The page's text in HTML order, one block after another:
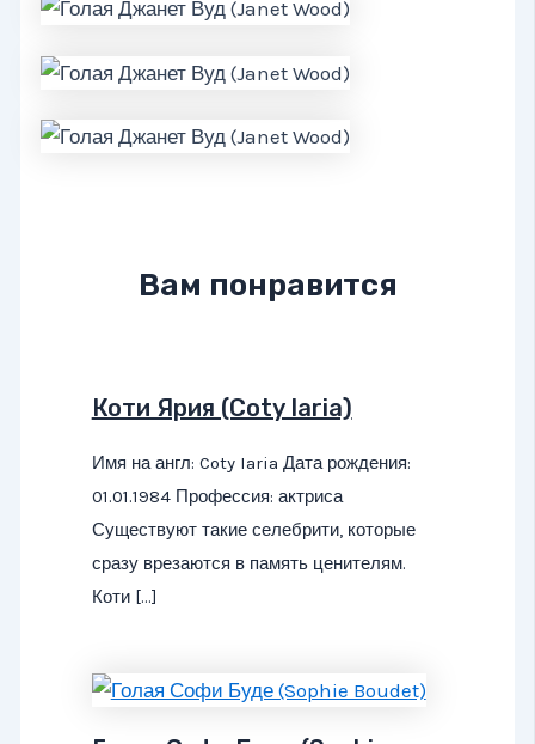
Вам понравится
Коти Ярия (Coty Iaria)
Имя на англ: Coty Iaria Дата рождения:
01.01.1984 Профессия: актриса
Существуют такие селебрити, которые
сразу врезаются в память ценителям.
Коти […]